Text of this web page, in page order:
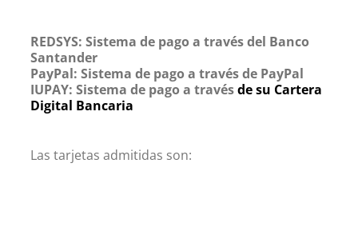
REDSYS: Sistema de pago a través del Banco
Santander
PayPal: Sistema de pago a través de PayPal
IUPAY: Sistema de pago a travésde su Cartera
Digital Bancaria
Las tarjetas admitidas son: